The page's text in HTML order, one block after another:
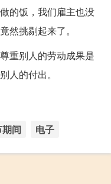
的饭，我们雇主也没
然挑剔起来了。
重别人的劳动成果是
人的付出。
间 电子